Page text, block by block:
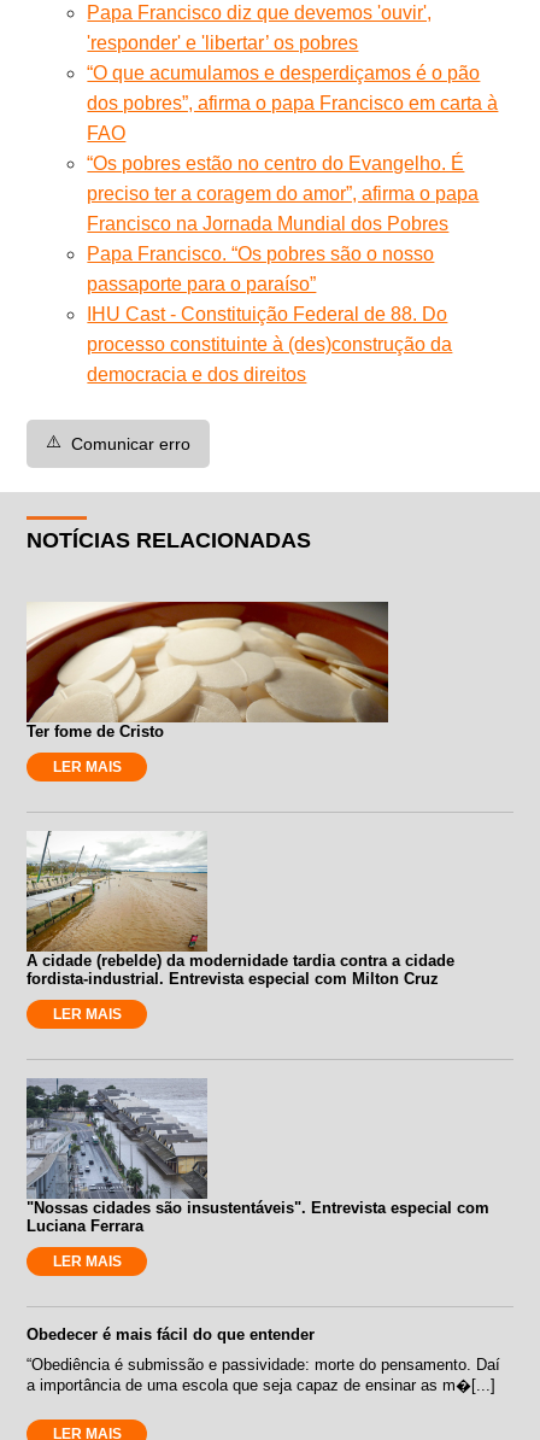
Papa Francisco diz que devemos 'ouvir',
'responder' e 'libertar’ os pobres
“O que acumulamos e desperdiçamos é o pão
dos pobres”, afirma o papa Francisco em carta à
FAO
“Os pobres estão no centro do Evangelho. É
preciso ter a coragem do amor”, afirma o papa
Francisco na Jornada Mundial dos Pobres
Papa Francisco. “Os pobres são o nosso
passaporte para o paraíso”
IHU Cast - Constituição Federal de 88. Do
processo constituinte à (des)construção da
democracia e dos direitos
⚠️ Comunicar erro
NOTÍCIAS RELACIONADAS
Ter fome de Cristo
LER MAIS
A cidade (rebelde) da modernidade tardia contra a cidade
fordista-industrial. Entrevista especial com Milton Cruz
LER MAIS
"Nossas cidades são insustentáveis". Entrevista especial com
Luciana Ferrara
LER MAIS
Obedecer é mais fácil do que entender
“Obediência é submissão e passividade: morte do pensamento. Daí
a importância de uma escola que seja capaz de ensinar as m�[...]
LER MAIS